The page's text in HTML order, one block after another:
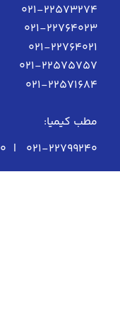
021-22573274
021-22764023
021-22764021
021-22575757
021-22571684
مطب کیمیا:
021-22799240 | 02122799280